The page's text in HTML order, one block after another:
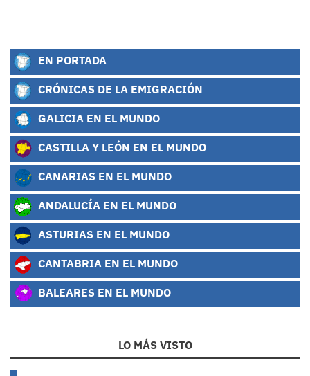
EN PORTADA
CRÓNICAS DE LA EMIGRACIÓN
GALICIA EN EL MUNDO
CASTILLA Y LEÓN EN EL MUNDO
CANARIAS EN EL MUNDO
ANDALUCÍA EN EL MUNDO
ASTURIAS EN EL MUNDO
CANTABRIA EN EL MUNDO
BALEARES EN EL MUNDO
LO MÁS VISTO